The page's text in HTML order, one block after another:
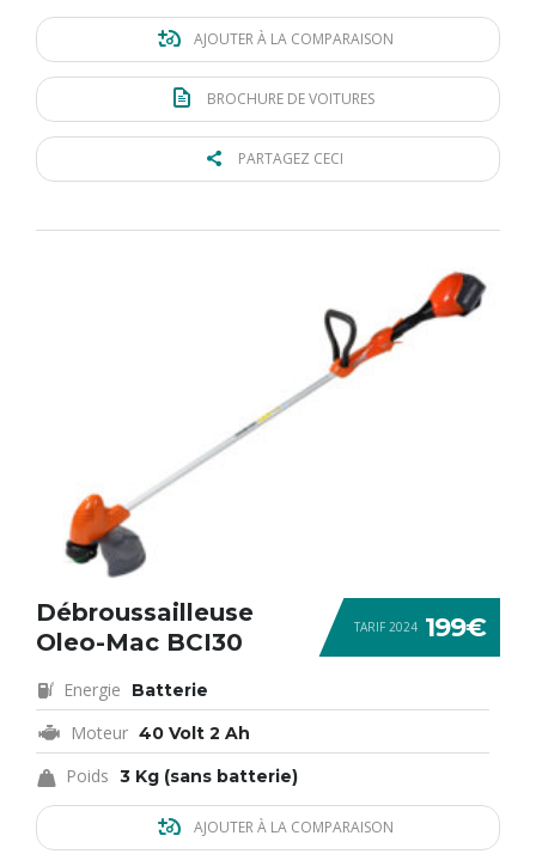
AJOUTER À LA COMPARAISON
BROCHURE DE VOITURES
PARTAGEZ CECI
TARIF 2024 199€
Débroussailleuse
Oleo-Mac BCI30
Energie Batterie
Moteur 40 Volt 2 Ah
Poids 3 Kg (sans batterie)
AJOUTER À LA COMPARAISON